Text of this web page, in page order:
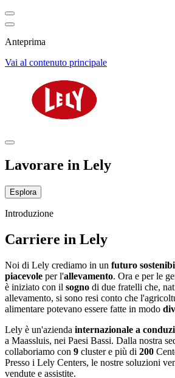
Anteprima
Vai al contenuto principale
Lavorare in Lely
Esplora
Introduzione
Carriere in Lely
Noi di Lely crediamo in un futuro
piacevole per l'allevamento. Ora e per le
è iniziato con il sogno di due fratelli che,
allevamento, si sono resi conto che
alimentare potevano essere fatte in modo
Lely è un'azienda internazionale a
a Maassluis, nei Paesi Bassi. Dalla nostra
collaboriamo con 9 cluster e più di 200
Presso i Lely Centers, le nostre soluzioni
vendute e assistite.